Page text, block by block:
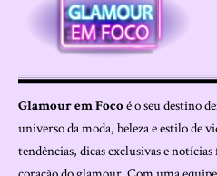
Glamour em Focoé o seu destino
universo da moda, beleza e estilo de
tendências, dicas exclusivas e